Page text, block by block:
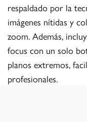
respaldado por la
imágenes nítidas y
zoom. Además,
focus con un solo
planos extremos,
profesionales.